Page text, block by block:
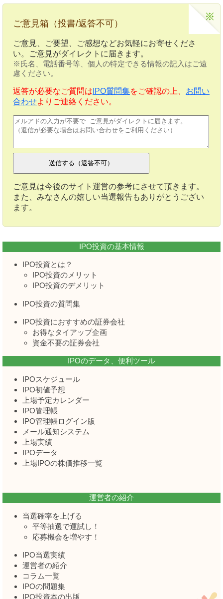
ご意見箱（投書/返答不可）
ご意見、ご要望、ご感想などお気軽にお寄せくださ
い。ご意見がダイレクトに届きます。
※氏名、電話番号等、個人の特定できる情報の記入はご遠
慮ください。
返答が必要なご質問は IPO質問集をご確認の上、 お問い
合わせよりご連絡ください。
ご意見は今後のサイト運営の参考にさせて頂きます。
また、みなさんの嬉しい当選報告もありがとうござい
ます。
IPO投資の基本情報
IPO投資とは？
IPO投資のメリット
IPO投資のデメリット
IPO投資の質問集
IPO投資におすすめの証券会社
お得なタイアップ企画
資金不要の証券会社
IPOのデータ、便利ツール
IPOスケジュール
IPO初値予想
上場予定カレンダー
IPO管理帳
IPO管理帳ログイン版
メール通知システム
上場実績
IPOデータ
上場IPOの株価推移一覧
運営者の紹介
当選確率を上げる
平等抽選で運試し！
応募機会を増やす！
IPO当選実績
運営者の紹介
コラム一覧
IPOの問題集
IPO投資本の出版